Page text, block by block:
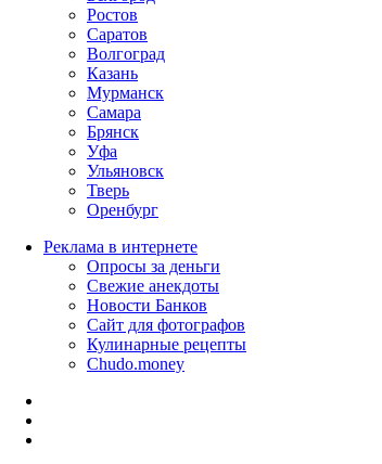
Ростов
Саратов
Волгоград
Казань
Мурманск
Самара
Брянск
Уфа
Ульяновск
Тверь
Оренбург
Реклама в интернете
Опросы за деньги
Свежие анекдоты
Новости Банков
Сайт для фотографов
Кулинарные рецепты
Chudo.money